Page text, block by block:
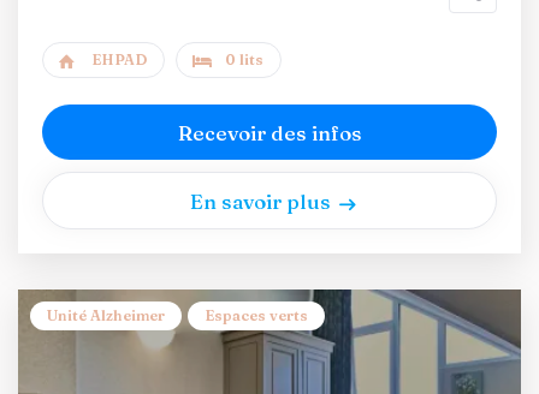
EHPAD 0 lits
Recevoir des infos
En savoir plus
Unité Alzheimer Espaces verts